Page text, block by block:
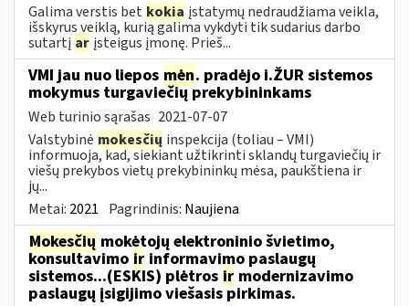
Galima verstis bet kokia įstatymų nedraudžiama veikla,
išskyrus veiklą, kurią galima vykdyti tik sudarius darbo
sutartį ar įsteigus įmonę. Prieš...
VMI jau nuo liepos mėn. pradėjo i.ŽUR sistemos
mokymus turgaviečių prekybininkams
Web turinio sąrašas 2021-07-07
Valstybinė mokesčių inspekcija (toliau – VMI)
informuoja, kad, siekiant užtikrinti sklandų turgaviečių ir
viešų prekybos vietų prekybininkų mėsa, paukštiena ir
jų...
Metai: 2021 Pagrindinis: Naujiena
Mokesčių mokėtojų elektroninio švietimo,
konsultavimo ir informavimo paslaugų
sistemos...(ESKIS) plėtros ir modernizavimo
paslaugų įsigijimo viešasis pirkimas.